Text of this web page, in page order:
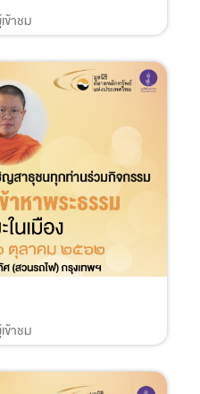
ข้าชม
ข้าชม